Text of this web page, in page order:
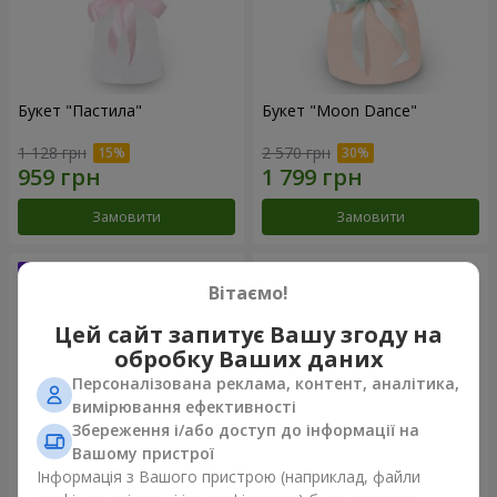
Букет "Пастила"
1 128 грн
Замовити
Букет "Moon Dance"
2 570 грн
Замовити
Вітаємо!
Цей сайт запитує Вашу згоду на
обробку Ваших даних
Персоналізована реклама, контент, аналітика,
вимірювання ефективності
Збереження і/або доступ до інформації на
Вашому пристрої
Інформація з Вашого пристрою (наприклад, файли